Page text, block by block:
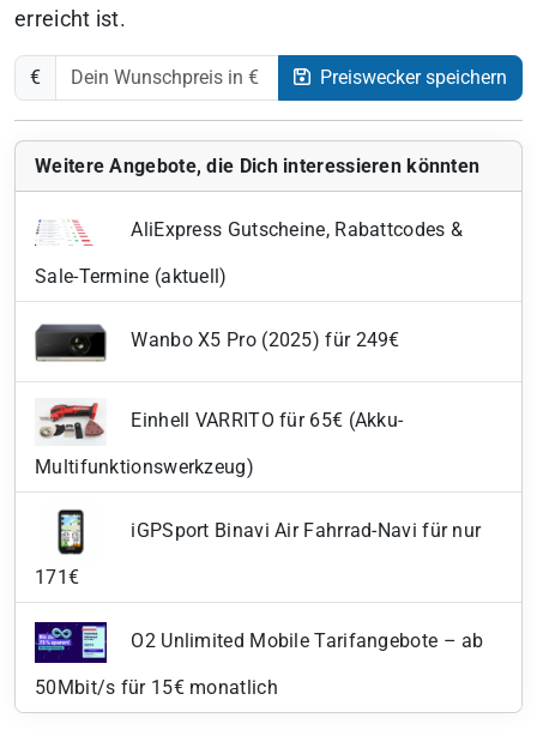
erreicht ist.
€ Preiswecker speichern
Weitere Angebote, die Dich interessieren könnten
AliExpress Gutscheine, Rabattcodes &
Sale-Termine (aktuell)
Wanbo X5 Pro (2025) für 249€
Einhell VARRITO für 65€ (Akku-
Multifunktionswerkzeug)
iGPSport Binavi Air Fahrrad-Navi für nur
171€
O2 Unlimited Mobile Tarifangebote – ab
50Mbit/s für 15€ monatlich